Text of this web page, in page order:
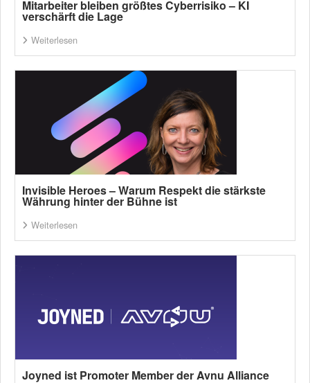
Mitarbeiter bleiben größtes Cyberrisiko – KI
verschärft die Lage
Weiterlesen
Invisible Heroes – Warum Respekt die stärkste
Währung hinter der Bühne ist
Weiterlesen
Joyned ist Promoter Member der Avnu Alliance